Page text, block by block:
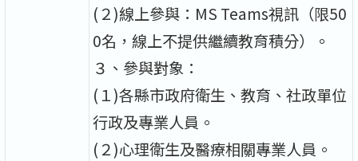
(２)線上參與：MS Teams視訊（限50
0名，線上不提供繼續教育積分）。
３、參與對象：
(１)各縣市政府衛生、教育、社政單位
行政及專業人員。
(２)心理衛生及醫療相關專業人員。